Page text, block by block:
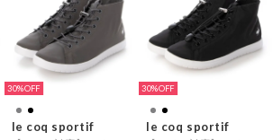
30%
le coq sportif
30%
le coq sportif